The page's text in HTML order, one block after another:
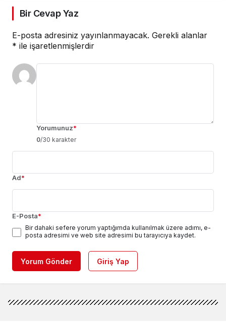
Bir Cevap Yaz
E-posta adresiniz yayınlanmayacak. Gerekli alanlar
* ile işaretlenmişlerdir
Yorumunuz*
0/30 karakter
Ad*
E-Posta*
Bir dahaki sefere yorum yaptığımda kullanılmak üzere adımı, e-
posta adresimi ve web site adresimi bu tarayıcıya kaydet.
Yorum Gönder Giriş Yap